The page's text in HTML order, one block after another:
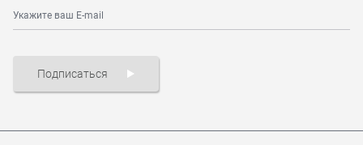
Подписаться